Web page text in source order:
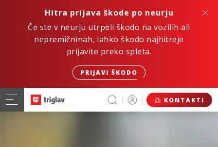
Hitra prijava škode po neurju
Če ste v neurju utrpeli škodo na vozilih ali
nepremičninah, lahko škodo najhitreje
prijavite preko spleta.
PRIJAVI ŠKODO
KONTAKTI